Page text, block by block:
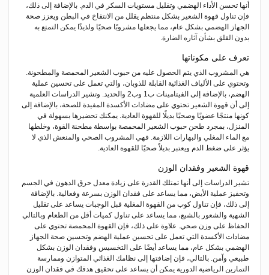
أنها تحسن الأداء الهضمي وتقليل مستويات السكر في الدم. بالإضافة إلى ذلك،
فإن تناول قهوة الشعير بشكل منتظم يقلل من الانتفاخ في البطن ويعزز صحة
الجهاز الهضمي بشكل عام، مما يجعلها مشروبًا صحيًا ولذيذًا يمكن التمتع به
بدون القلق بشأن آثاره الضارة.
تعرف على مكوناتها
هي المشروب الذي يتم الحصول عليه من حبوب الشعير المحمصة والمطحونة.
وتحتوي على الألياف الغذائية القابلة للذوبان، والتي تعمل على تحسين عملية
الهضم، بالإضافة إلى الفيتامينات ب1 وب2 والحديد. وتشير الدراسات العلمية
إلى أن قهوة الشعير تحتوي على مضادات الأكسدة المفيدة للصحة، بالإضافة إلى
كونها منتجًا عضويًا وصحيًا بديلًا للقهوة العادية. يمكنك تحضيرها بسهولة في
المنزل، بمجرد طحن حبوب الشعير المحمصة بواسطة مطحنة القوة، وخلطها
مع الماء المغلي والبهارات اللازمة. فهي المشروب الصحي والمنعش الذي لا
يؤثر على ضغط الدم ويعتبر بديلاً صحيًا للقهوة العادية.
قهوة الشعير وفقدان الوزن
تشير الدراسات إلى أنها تمتلك القدرة على زيادة معدل حرق الدهون في الجسم
وتحفيز عملية الأيض، مما يساعد على فقدان الوزن بسرعة وفعالية. بالإضافة
إلى ذلك، فإن تناول كوب من القهوة المغلية قبل الوجبات يساعد على تقليل
الشهية والشعور بالشبع، مما يساعد على تناول كميات أقل من الطعام وبالتالي
الحفاظ على وزن صحي. علاوة على ذلك، فإن القهوة المحمصة تحتوي على
مضادات الأكسدة التي تعمل على تحسين عملية الهضم وتحسين صحة الجهاز
الهضمي بشكل عام، مما يساعد أيضًا على التخسيس وفقدان الوزن بشكل
طبيعي وآمن. بالتالي، فإن إضافتها إلى نظامك الغذائي المتوازن وممارسة
التمارين الرياضية الدورية يمكن أن يساعد على تحقيق هدفك في فقدان الوزن